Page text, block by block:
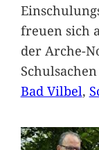
freuen sich
der Arche-
Bad Vilbel,